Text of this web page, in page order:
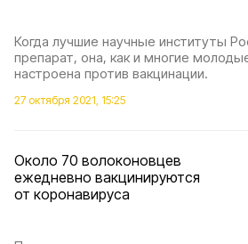
Когда лучшие научные институты
препарат, она, как и многие
настроена против вакцинации.
27 октября 2021, 15:25
Около 70 волоконовцев
ежедневно вакцинируются
от коронавируса